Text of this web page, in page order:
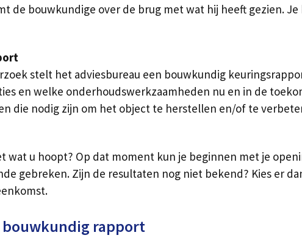
de bouwkundige over de brug met wat hij heeft gezien.
stelt het adviesbureau een bouwkundig
en welke onderhoudswerkzaamheden nu en in de
die nodig zijn om het object te herstellen en/of te
wat u hoopt? Op dat moment kun je beginnen met je
gebreken. Zijn de resultaten nog niet bekend? Kies er
bouwkundig rapport